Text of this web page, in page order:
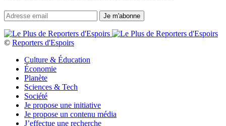
© Reporters d'Espoirs
Culture & Éducation
Économie
Planète
Sciences & Tech
Société
Je propose une initiative
Je propose un contenu média
J’effectue une recherche